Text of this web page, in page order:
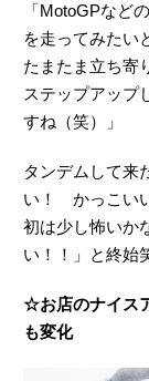
「MotoGPなど
を走ってみたい
たまたま立ち寄
ステップアップ
すね（笑）」
タンデムして来
い！ かっこい
初は少し怖いか
い！！」と終始
☆お店のナイス
も変化